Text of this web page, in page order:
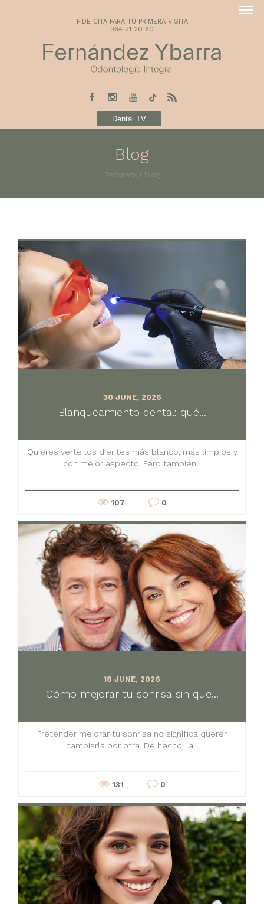
PIDE CITA PARA TU PRIMERA VISITA
964 21 20 60
Dental TV
Blog
Recursos / Blog
30 JUNE, 2026
Blanqueamiento dental: qué...
Quieres verte los dientes más blanco, más limpios y
con mejor aspecto. Pero también...
107 0
18 JUNE, 2026
Cómo mejorar tu sonrisa sin que...
Pretender mejorar tu sonrisa no significa querer
cambiarla por otra. De hecho, la...
131 0